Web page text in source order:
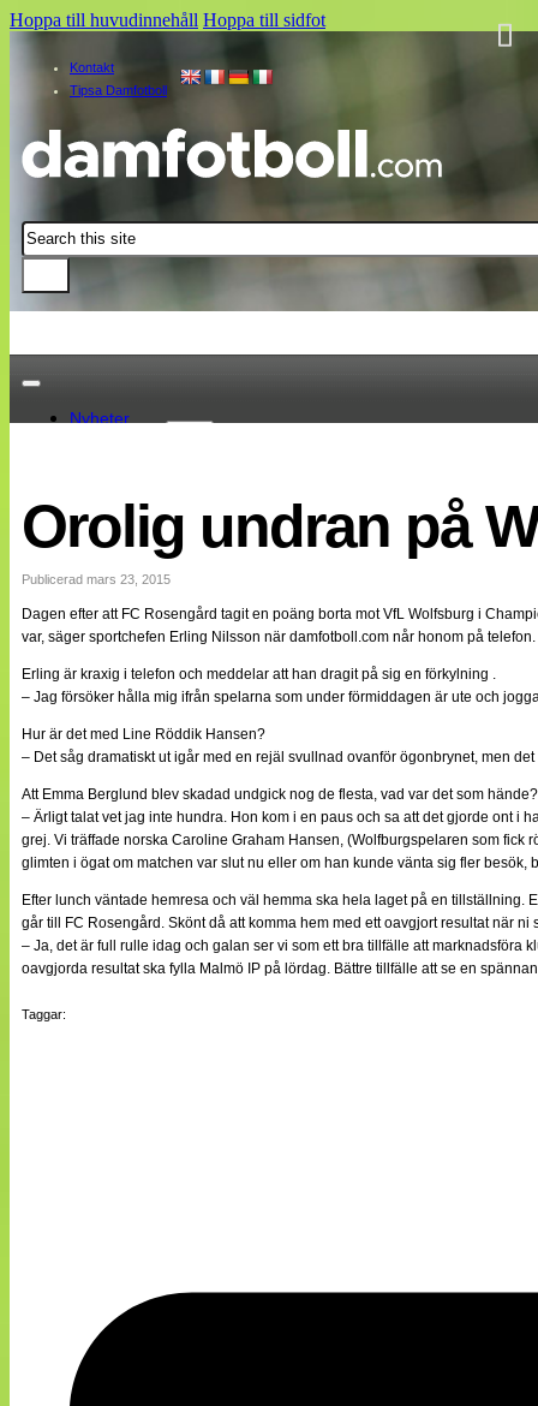
Hoppa till huvudinnehåll Hoppa till sidfot
Kontakt
Tipsa Damfotboll
Sök
Nyheter
Landslaget
EM 2013
Internationellt
Bildreportage
Bloggar
Lagen
Webb-TV
Cuper
Medlemsbilder
Till klubbkassan
NÄTverket
Om oss
Annonsera
Statistik
Kontakt
Orolig undran på
Publicerad mars 23, 2015
Dagen efter att FC Rosengård tagit en poäng borta mot VfL Wolfsburg i
var, säger sportchefen Erling Nilsson när damfotboll.com når honom på telefon.
Erling är kraxig i telefon och meddelar att han dragit på sig en förkylning .
– Jag försöker hålla mig ifrån spelarna som under förmiddagen är ute och
Hur är det med Line Röddik Hansen?
– Det såg dramatiskt ut igår med en rejäl svullnad ovanför ögonbrynet, men
Att Emma Berglund blev skadad undgick nog de flesta, vad var det som hände?
– Ärligt talat vet jag inte hundra. Hon kom i en paus och sa att det gjorde ont i
grej. Vi träffade norska Caroline Graham Hansen, (Wolfburgspelaren som fick
glimten i ögat om matchen var slut nu eller om han kunde vänta sig fler besök,
Efter lunch väntade hemresa och väl hemma ska hela laget på en
går till FC Rosengård. Skönt då att komma hem med ett oavgjort resultat när
– Ja, det är full rulle idag och galan ser vi som ett bra tillfälle att marknadsföra
oavgjorda resultat ska fylla Malmö IP på lördag. Bättre tillfälle att se en
Taggar: